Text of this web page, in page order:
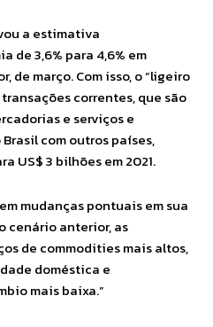
a estimativa
de 3,6% para 4,6% em
de março. Com isso, o “ligeiro
correntes, que são
e serviços e
com outros países,
US$ 3 bilhões em 2021.
mudanças pontuais em sua
cenário anterior, as
de commodities mais altos,
doméstica e
mais baixa.”